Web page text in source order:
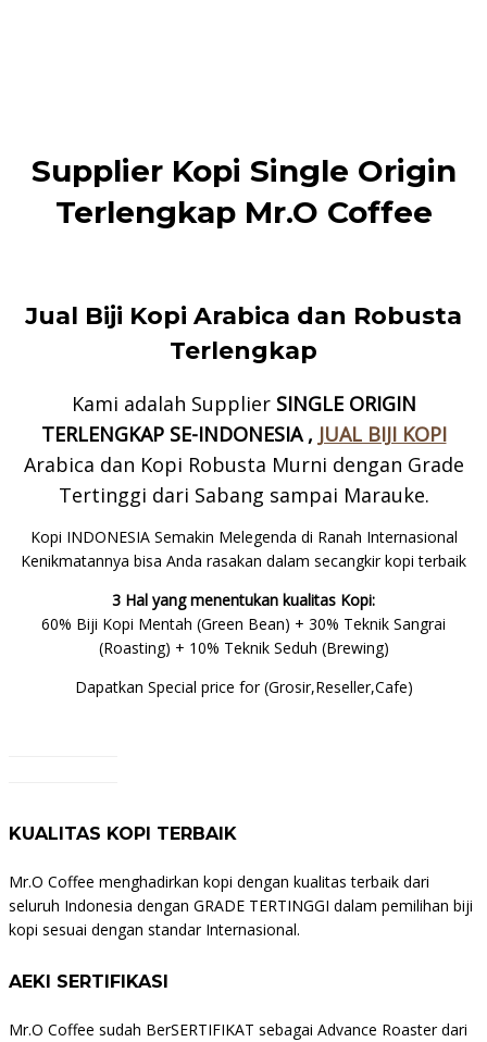
Supplier Kopi Single Origin
Terlengkap Mr.O Coffee
Jual Biji Kopi Arabica dan Robusta
Terlengkap
Kami adalah Supplier SINGLE ORIGIN
TERLENGKAP SE-INDONESIA , JUAL BIJI KOPI
Arabica dan Kopi Robusta Murni dengan Grade
Tertinggi dari Sabang sampai Marauke.
Kopi INDONESIA Semakin Melegenda di Ranah Internasional
Kenikmatannya bisa Anda rasakan dalam secangkir kopi terbaik
3 Hal yang menentukan kualitas Kopi:
60% Biji Kopi Mentah (Green Bean) + 30% Teknik Sangrai
(Roasting) + 10% Teknik Seduh (Brewing)
Dapatkan Special price for (Grosir,Reseller,Cafe)
KUALITAS KOPI TERBAIK
Mr.O Coffee menghadirkan kopi dengan kualitas terbaik dari
seluruh Indonesia dengan GRADE TERTINGGI dalam pemilihan biji
kopi sesuai dengan standar Internasional.
AEKI SERTIFIKASI
Mr.O Coffee sudah BerSERTIFIKAT sebagai Advance Roaster dari